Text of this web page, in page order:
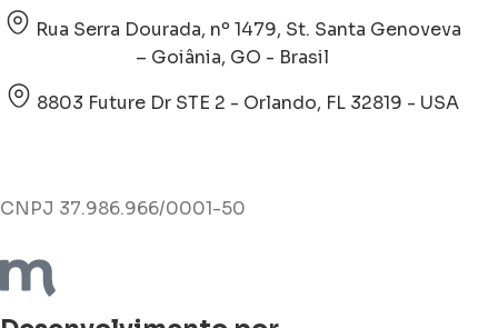
Rua Serra Dourada, nº 1479, St. Santa Genoveva
– Goiânia, GO - Brasil
8803 Future Dr STE 2 - Orlando, FL 32819 - USA
CNPJ 37.986.966/0001-50